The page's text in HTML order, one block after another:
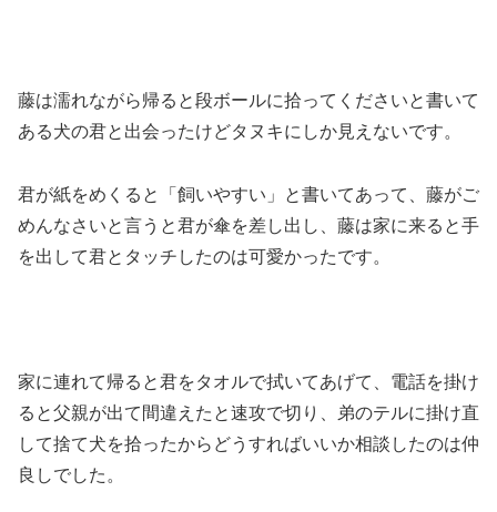
藤は濡れながら帰ると段ボールに拾ってくださいと書いて
ある犬の君と出会ったけどタヌキにしか見えないです。
君が紙をめくると「飼いやすい」と書いてあって、藤がご
めんなさいと言うと君が傘を差し出し、藤は家に来ると手
を出して君とタッチしたのは可愛かったです。
家に連れて帰ると君をタオルで拭いてあげて、電話を掛け
ると父親が出て間違えたと速攻で切り、弟のテルに掛け直
して捨て犬を拾ったからどうすればいいか相談したのは仲
良しでした。